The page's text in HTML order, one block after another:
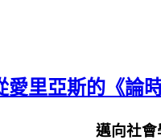
里亞斯的《論
邁向社